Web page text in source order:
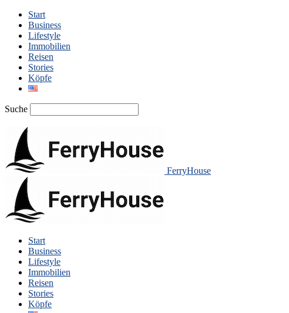
Start
Business
Lifestyle
Immobilien
Reisen
Stories
Köpfe
Suche
FerryHouse
Start
Business
Lifestyle
Immobilien
Reisen
Stories
Köpfe